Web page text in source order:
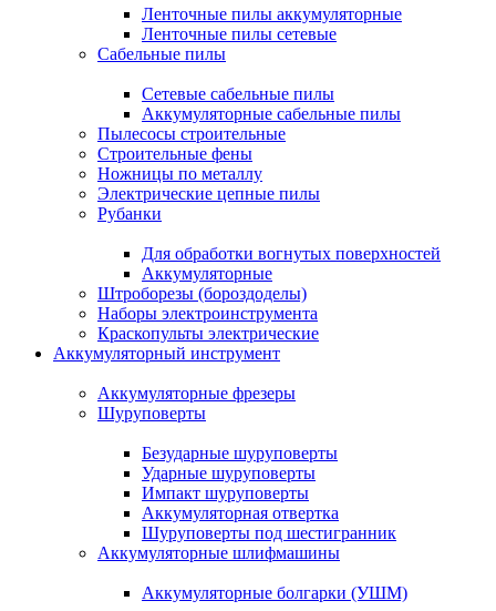
Ленточные пилы аккумуляторные
Ленточные пилы сетевые
Сабельные пилы
Сетевые сабельные пилы
Аккумуляторные сабельные пилы
Пылесосы строительные
Строительные фены
Ножницы по металлу
Электрические цепные пилы
Рубанки
Для обработки вогнутых поверхностей
Аккумуляторные
Штроборезы (бороздоделы)
Наборы электроинструмента
Краскопульты электрические
Аккумуляторный инструмент
Аккумуляторные фрезеры
Шуруповерты
Безударные шуруповерты
Ударные шуруповерты
Импакт шуруповерты
Аккумуляторная отвертка
Шуруповерты под шестигранник
Аккумуляторные шлифмашины
Аккумуляторные болгарки (УШМ)